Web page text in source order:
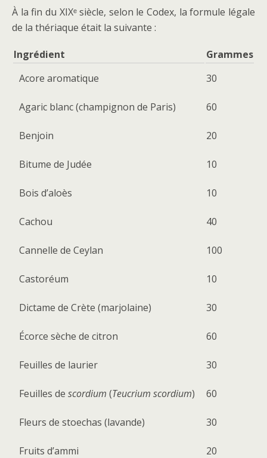
À la fin du XIXᵉ siècle, selon le Codex, la formule légale
de la thériaque était la suivante :
Ingrédient
Grammes
Acore aromatique
30
Agaric blanc (champignon de Paris) 60
Benjoin 20
Bitume de Judée 10
Bois d’aloès 10
Cachou 40
Cannelle de Ceylan 100
Castoréum 10
Dictame de Crète (marjolaine) 30
Écorce sèche de citron 60
Feuilles de laurier 30
Feuilles de scordium (Teucrium scordium) 60
Fleurs de stoechas (lavande) 30
Fruits d’ammi 20